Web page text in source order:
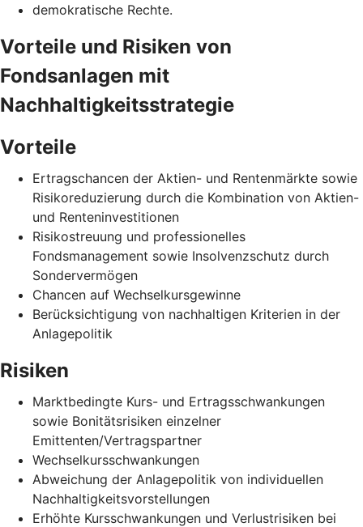
demokratische Rechte.
Vorteile und Risiken von
Fondsanlagen mit
Nachhaltigkeitsstrategie
Vorteile
Ertragschancen der Aktien- und Rentenmärkte sowie
Risikoreduzierung durch die Kombination von Aktien-
und Renteninvestitionen
Risikostreuung und professionelles
Fondsmanagement sowie Insolvenzschutz durch
Sondervermögen
Chancen auf Wechselkursgewinne
Berücksichtigung von nachhaltigen Kriterien in der
Anlagepolitik
Risiken
Marktbedingte Kurs- und Ertragsschwankungen
sowie Bonitätsrisiken einzelner
Emittenten/Vertragspartner
Wechselkursschwankungen
Abweichung der Anlagepolitik von individuellen
Nachhaltigkeitsvorstellungen
Erhöhte Kursschwankungen und Verlustrisiken bei